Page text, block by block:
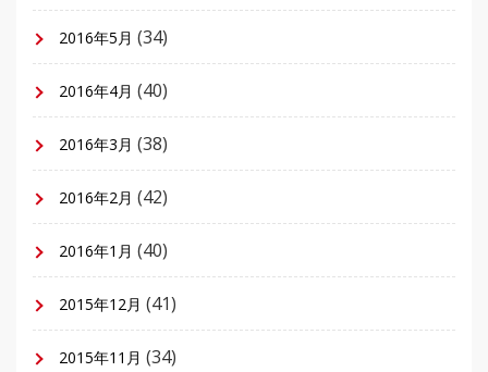
2016年5月 (34)
2016年4月 (40)
2016年3月 (38)
2016年2月 (42)
2016年1月 (40)
2015年12月 (41)
2015年11月 (34)